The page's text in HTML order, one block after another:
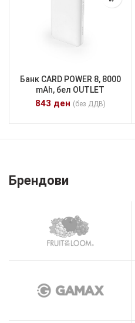
Банк CARD POWER 8, 8000
mAh, бел OUTLET
843 ден (без ДДВ)
Брендови